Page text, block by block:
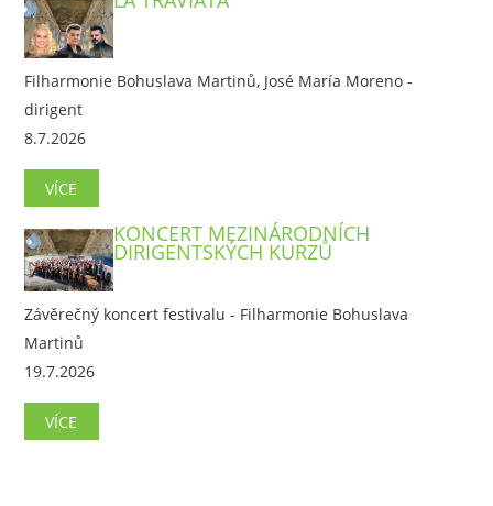
Filharmonie Bohuslava Martinů, José María Moreno -
dirigent
8.7.2026
VÍCE
KONCERT MEZINÁRODNÍCH
DIRIGENTSKÝCH KURZŮ
Závěrečný koncert festivalu - Filharmonie Bohuslava
Martinů
19.7.2026
VÍCE